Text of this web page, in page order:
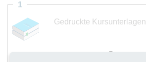
Gedruckte Kursunterlagen
1